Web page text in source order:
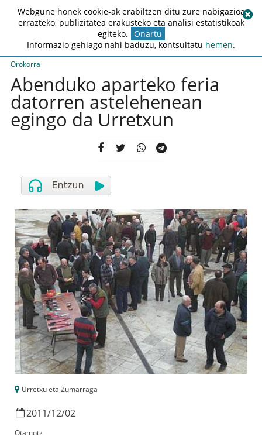
Orokorra
Abenduko aparteko feria
datorren astelehenean
egingo da Urretxun
Urretxu eta Zumarraga
2011/12/02
Otamotz
Webgune honek cookie-ak erabiltzen ditu zure nabigazioa
errazteko, publizitatea erakusteko eta analisi estatistikoak
egiteko. Onartu
Informazio gehiago nahi baduzu, kontsultatu hemen.